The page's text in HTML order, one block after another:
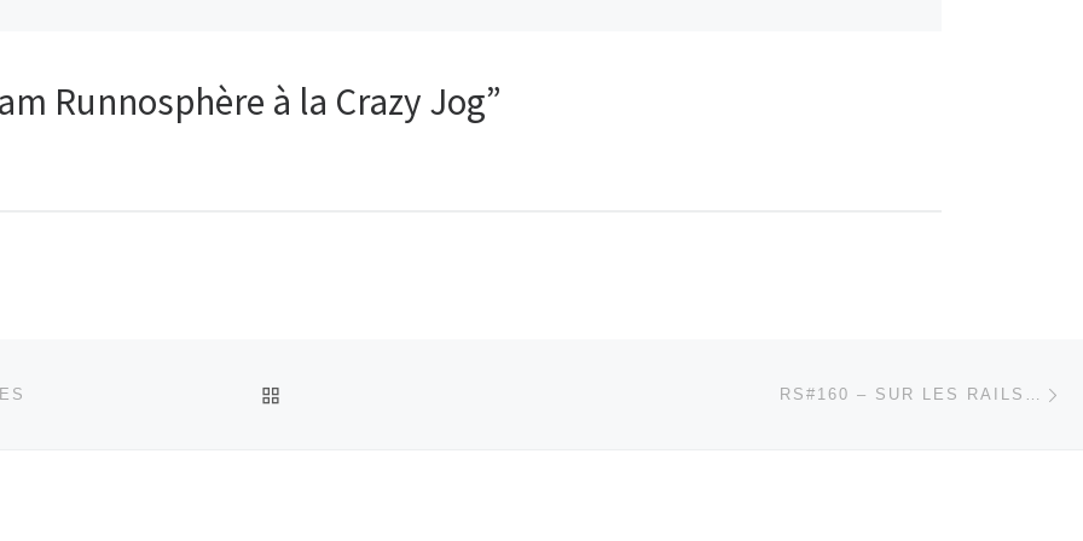
Runnosphère à la Crazy Jog”
RS#160 – SUR LES RAILS…